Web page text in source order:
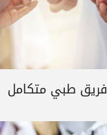
فريق طبي متكامل